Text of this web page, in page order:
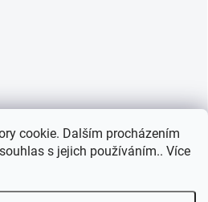
cookie. Dalším procházením
s jejich používáním.. Více